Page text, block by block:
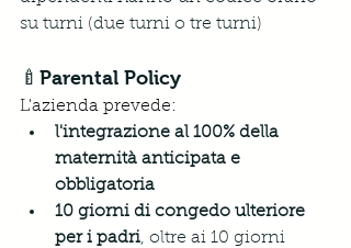
su turni (due turni o tre turni)
🍼Parental Policy
L'azienda prevede:
l'integrazione al 100% della
maternità anticipata e
obbligatoria
10 giorni di congedo ulteriore
per i padri, oltre ai 10 giorni